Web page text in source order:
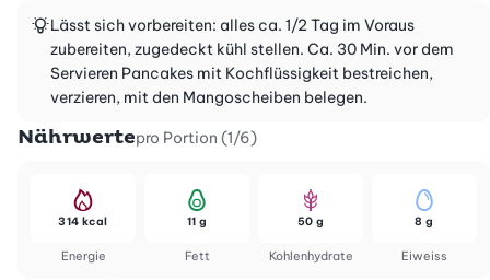
Lässt sich vorbereiten: alles ca. 1/2 Tag im Voraus
zubereiten, zugedeckt kühl stellen. Ca. 30 Min. vor dem
Servieren Pancakes mit Kochflüssigkeit bestreichen,
verzieren, mit den Mangoscheiben belegen.
Nährwertepro Portion (1/6)
Energie
314 kcal
Fett
11 g
Kohlenhydrate
50 g
Eiweiss
8 g